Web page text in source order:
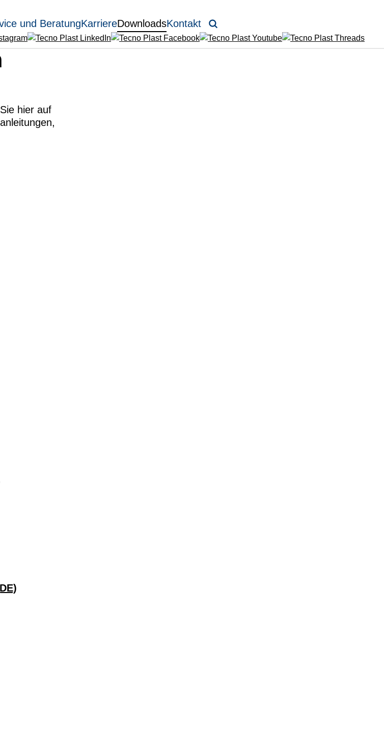
und BeratungKarriereDownloadsKontakt
hier auf